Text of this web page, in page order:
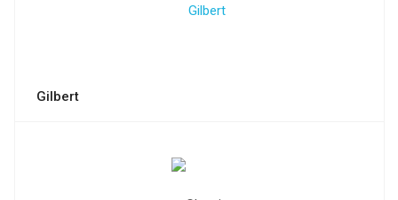
Gilbert